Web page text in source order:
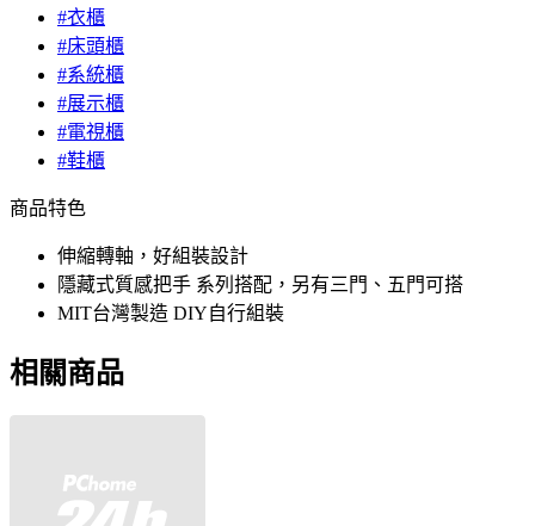
#衣櫃
#床頭櫃
#系統櫃
#展示櫃
#電視櫃
#鞋櫃
商品特色
伸縮轉軸，好組裝設計
隱藏式質感把手 系列搭配，另有三門、五門可搭
MIT台灣製造 DIY自行組裝
相關商品